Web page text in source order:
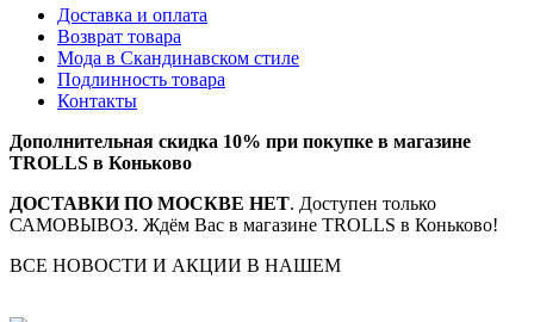
Доставка и оплата
Возврат товара
Мода в Скандинавском стиле
Подлинность товара
Контакты
Дополнительная скидка 10% при покупке в магазине
TROLLS в Коньково
ДОСТАВКИ ПО МОСКВЕ НЕТ. Доступен только
САМОВЫВОЗ. Ждём Вас в магазине TROLLS в Коньково!
ВСЕ НОВОСТИ И АКЦИИ В НАШЕМ